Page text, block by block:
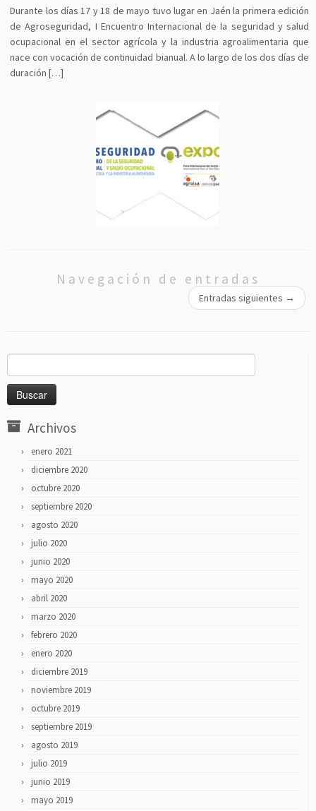
Durante los días 17 y 18 de mayo tuvo lugar en Jaén la primera edición
de Agroseguridad, I Encuentro Internacional de la seguridad y salud
ocupacional en el sector agrícola y la industria agroalimentaria que
nace con vocación de continuidad bianual. A lo largo de los dos días de
duración […]
Navegación de entradas
Entradas siguientes →
Archivos
enero 2021
diciembre 2020
octubre 2020
septiembre 2020
agosto 2020
julio 2020
junio 2020
mayo 2020
abril 2020
marzo 2020
febrero 2020
enero 2020
diciembre 2019
noviembre 2019
octubre 2019
septiembre 2019
agosto 2019
julio 2019
junio 2019
mayo 2019